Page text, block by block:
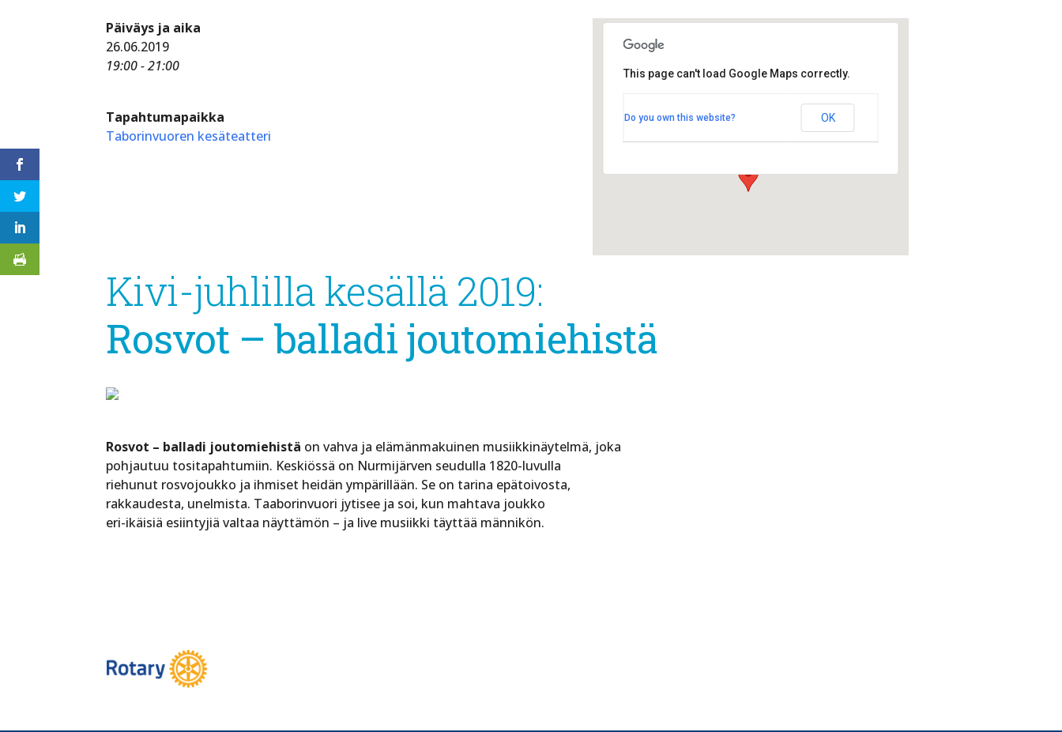
Taborinvuoren kesäteatteri
NURMIJÄRVI
This page can't load Google Maps correctly.
Do you own this website? OK
Päiväys ja aika
26.06.2019
19:00 - 21:00
Tapahtumapaikka
Taborinvuoren kesäteatteri
Kivi-juhlilla kesällä 2019:
Rosvot – balladi joutomiehistä
Rosvot – balladi joutomiehistä on vahva ja elämänmakuinen musiikkinäytelmä, joka
pohjautuu tositapahtumiin. Keskiössä on Nurmijärven seudulla 1820-luvulla
riehunut rosvojoukko ja ihmiset heidän ympärillään. Se on tarina epätoivosta,
rakkaudesta, unelmista. Taaborinvuori jytisee ja soi, kun mahtava joukko
eri-ikäisiä esiintyjiä valtaa näyttämön – ja live musiikki täyttää männikön.